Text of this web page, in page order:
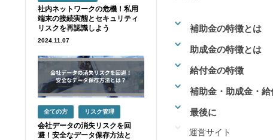
補助金の特徴とは
助成金の特徴とは
給付金の特徴
補助金・助成金・
最後に
運営サイト
社内ネットワークの危機！私用
端末の接続実態とセキュリティ
リスクを再認識しよう
2024.11.07
全ての方 リスク管理
会社データの消失リスクを回
避！安全なデータ保存方法と